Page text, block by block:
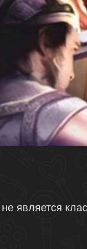
является